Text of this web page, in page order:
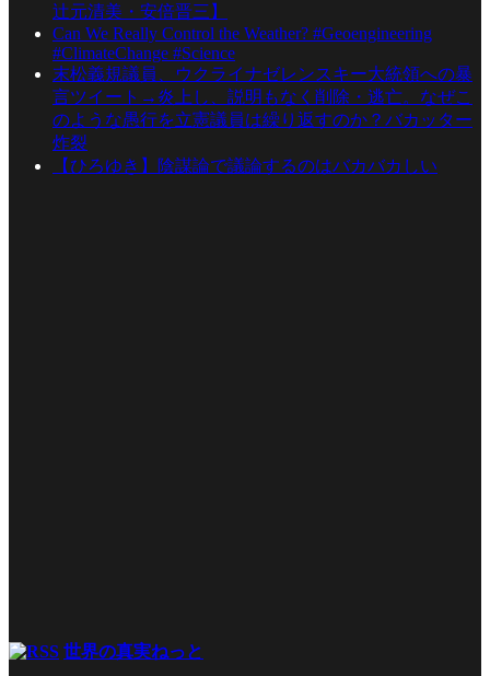
辻元清美・安倍晋三】
Can We Really Control the Weather? #Geoengineering
#ClimateChange #Science
末松義規議員、ウクライナゼレンスキー大統領への暴
言ツイート→炎上し、説明もなく削除・逃亡。なぜこ
のような愚行を立憲議員は繰り返すのか？バカッター
炸裂
【ひろゆき】陰謀論で議論するのはバカバカしい
世界の真実ねっと